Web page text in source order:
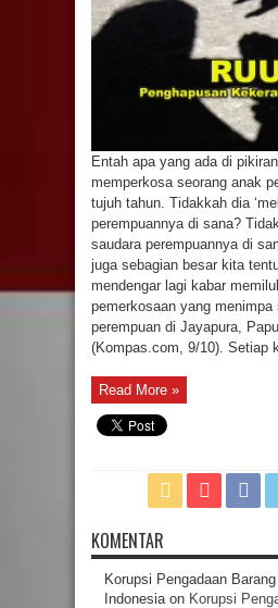
Entah apa yang ada di
memperkosa seorang anak
tujuh tahun. Tidakkah dia
perempuannya di sana?
saudara perempuannya di
juga sebagian besar kita
mendengar lagi kabar
pemerkosaan yang menimpa
perempuan di Jayapura,
(Kompas.com, 9/10). Setiap
Read More »
KOMENTAR
Korupsi Pengadaan
Indonesia on Korupsi